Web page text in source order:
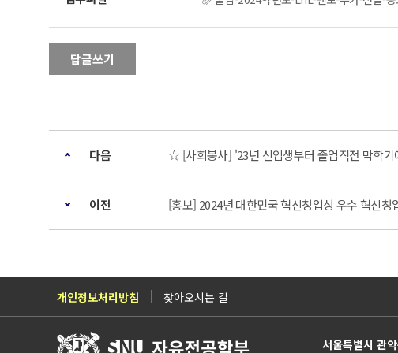
답글쓰기
다음 ☆ [사회봉사] '23년 신입생부터 졸업직전 막학기
이전 [홍보] 2024년 대한민국 혁신창업상 우수 혁신
개인정보처리방침 찾아오시는 길
서울특별시 관